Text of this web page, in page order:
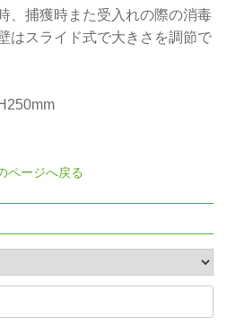
、捕獲時また受入れの際の消毒
はスライド式で大きさを調節で
ページへ戻る